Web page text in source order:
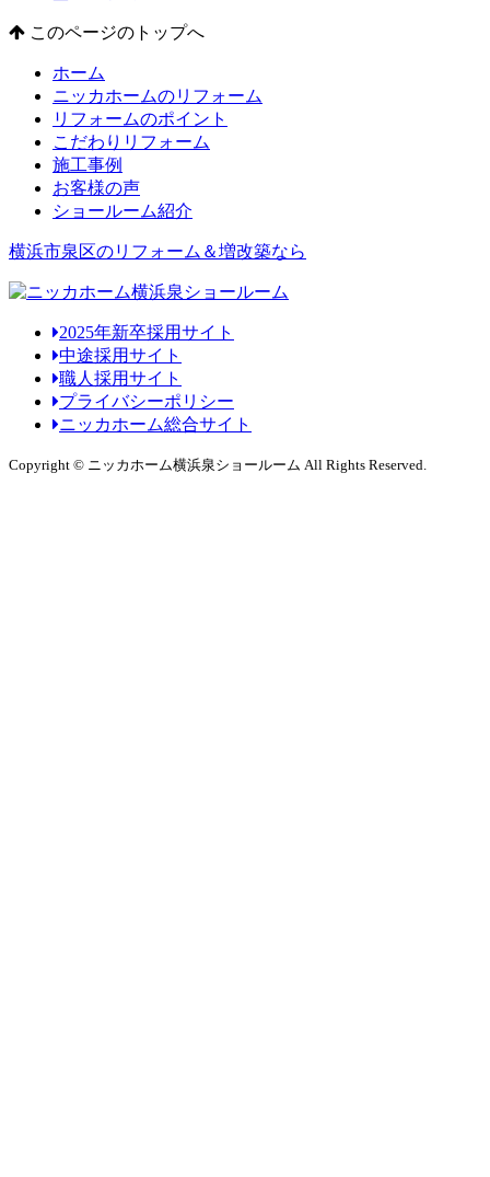
このページのトップへ
ホーム
ニッカホームのリフォーム
リフォームのポイント
こだわりリフォーム
施工事例
お客様の声
ショールーム紹介
横浜市泉区のリフォーム＆増改築なら
2025年新卒採用サイト
中途採用サイト
職人採用サイト
プライバシーポリシー
ニッカホーム総合サイト
Copyright © ニッカホーム横浜泉ショールーム All Rights Reserved.